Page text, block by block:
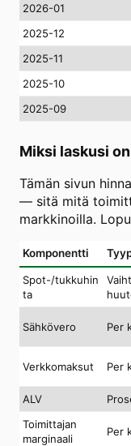
2026-01
2025-12
2025-11
2025-10
2025-09
Miksi laskusi
Tämän sivun
— sitä mitä
markkinoilla.
Komponentti
Spot-/tukkuhin
ta
Sähkövero Per
Verkkomaksut Per
ALV
Toimittajan
marginaali
Per